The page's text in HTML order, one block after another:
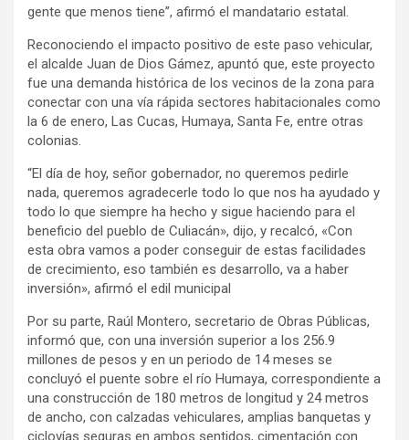
gente que menos tiene”, afirmó el mandatario estatal.
Reconociendo el impacto positivo de este paso vehicular,
el alcalde Juan de Dios Gámez, apuntó que, este proyecto
fue una demanda histórica de los vecinos de la zona para
conectar con una vía rápida sectores habitacionales como
la 6 de enero, Las Cucas, Humaya, Santa Fe, entre otras
colonias.
“El día de hoy, señor gobernador, no queremos pedirle
nada, queremos agradecerle todo lo que nos ha ayudado y
todo lo que siempre ha hecho y sigue haciendo para el
beneficio del pueblo de Culiacán», dijo, y recalcó, «Con
esta obra vamos a poder conseguir de estas facilidades
de crecimiento, eso también es desarrollo, va a haber
inversión», afirmó el edil municipal
Por su parte, Raúl Montero, secretario de Obras Públicas,
informó que, con una inversión superior a los 256.9
millones de pesos y en un periodo de 14 meses se
concluyó el puente sobre el río Humaya, correspondiente a
una construcción de 180 metros de longitud y 24 metros
de ancho, con calzadas vehiculares, amplias banquetas y
ciclovías seguras en ambos sentidos, cimentación con